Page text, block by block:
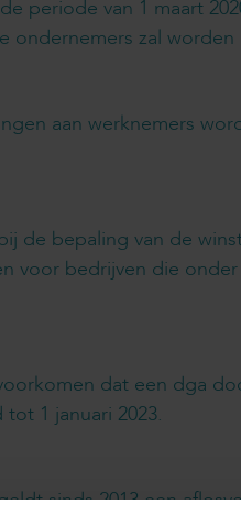
periode van 1 maart
zal
aan werknemers
de bepaling van de
voor bedrijven die
dat een dga
1 januari 2023.
sinds 2013 een